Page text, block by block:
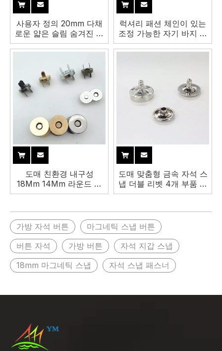
사용자 정의 20mm 다채
로운 얇은 슬림 숨겨진 보
이지 않는 자석 스냅 버튼
럭셔리 패션 체인이 있는
조정 가능한 자기 바지 단
추 히잡 자석 단추를 꿰매
지 않음
도매 친환경 내구성
18Mm 14Mm 라운드 마
그네틱 스냅 버튼
도매 맞춤형 금속 자석 스
냅 더블 리벳 4개 부품 자
석 스냅 버튼
가방 자석 버튼
마그네틱 스냅 버튼
버튼 자석
가방 버튼
자석 지갑 스냅
18mm 마그네틱 스냅
자석 스냅 패스너